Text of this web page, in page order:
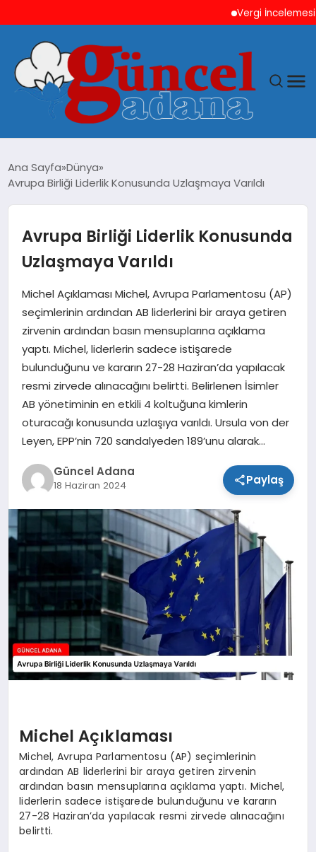
Vergi İncelemesi
GÜNCEL
YAŞAM
MAGAZIN
TEKNOLOJI
Ana Sayfa Dünya
Avrupa Birliği Liderlik Konusunda Uzlaşmaya Varıldı
Avrupa Birliği Liderlik Konusunda
Uzlaşmaya Varıldı
Michel Açıklaması Michel, Avrupa Parlamentosu (AP)
seçimlerinin ardından AB liderlerini bir araya getiren
zirvenin ardından basın mensuplarına açıklama
yaptı. Michel, liderlerin sadece istişarede
bulunduğunu ve kararın 27-28 Haziran’da yapılacak
resmi zirvede alınacağını belirtti. Belirlenen İsimler
AB yönetiminin en etkili 4 koltuğuna kimlerin
oturacağı konusunda uzlaşıya varıldı. Ursula von der
Leyen, EPP’nin 720 sandalyeden 189’unu alarak…
Güncel Adana
18 Haziran 2024 Paylaş
Michel Açıklaması
Michel, Avrupa Parlamentosu (AP) seçimlerinin
ardından AB liderlerini bir araya getiren zirvenin
ardından basın mensuplarına açıklama yaptı. Michel,
liderlerin sadece istişarede bulunduğunu ve kararın
27-28 Haziran’da yapılacak resmi zirvede alınacağını
belirtti.